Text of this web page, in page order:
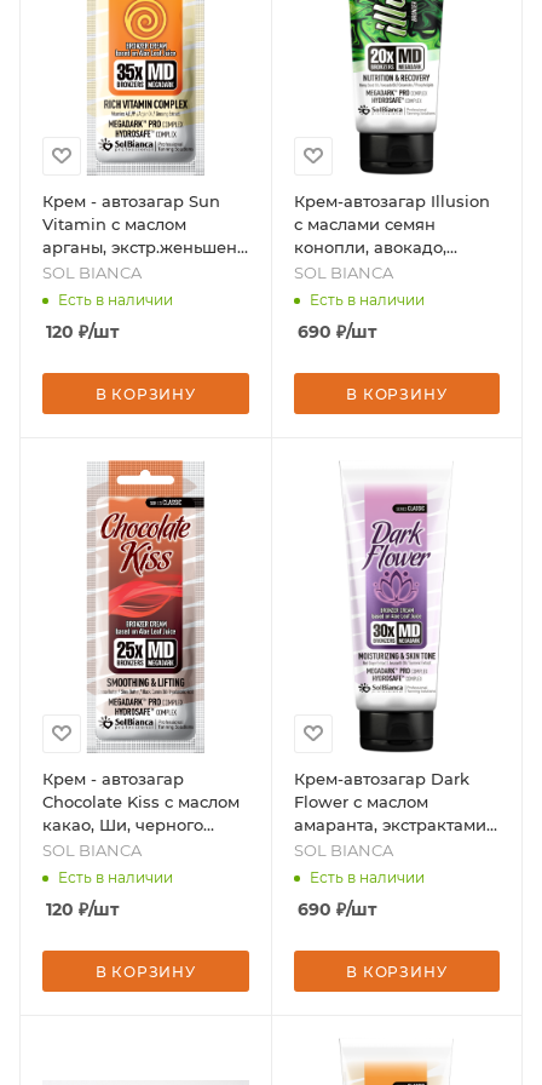
Крем - автозагар Sun
Vitamin с маслом
арганы, экстр.женьшеня
и витаминным
комплексом, 15 мл,
SOL BIANCA
Есть в наличии
120 ₽/шт
В КОРЗИНУ
Крем-автозагар Illusion
с маслами семян
конопли, авокадо,
церамидами и
фосфолипидами, 125 мл,
SOL BIANCA
Есть в наличии
690 ₽/шт
В КОРЗИНУ
Крем - автозагар
Chocolate Kiss с маслом
какао, Ши, черного
тмина и гиалуроновой
кислотой, 15 мл, бренд -
SOL BIANCA
Есть в наличии
120 ₽/шт
В КОРЗИНУ
Крем-автозагар Dark
Flower с маслом
амаранта, экстрактами
красного винограда и
куркумы, 125 мл, бренд -
SOL BIANCA
Есть в наличии
690 ₽/шт
В КОРЗИНУ